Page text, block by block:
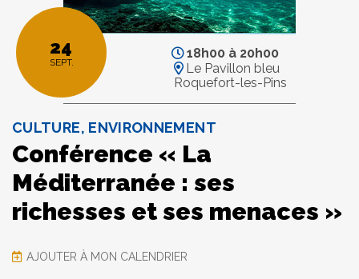
24
SEPT.
18h00 à 20h00
Le Pavillon bleu
Roquefort-les-Pins
CULTURE, ENVIRONNEMENT
Conférence « La
Méditerranée : ses
richesses et ses menaces »
AJOUTER À MON CALENDRIER